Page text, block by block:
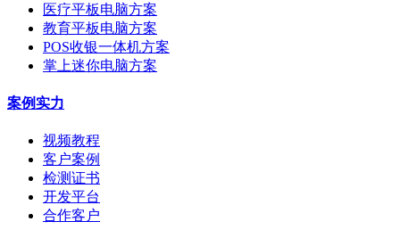
医疗平板电脑方案
教育平板电脑方案
POS收银一体机方案
掌上迷你电脑方案
案例实力
视频教程
客户案例
检测证书
开发平台
合作客户